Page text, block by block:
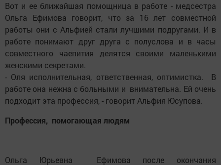
Вот и ее ближайшая помощница в работе - медсестра
Ольга Ефимова говорит, что за 16 лет совместной
работы они с Альфией стали лучшими подругами. И в
работе понимают друг друга с полуслова и в часы
совместного чаепития делятся своими маленькими
женскими секретами.
- Оля исполнительная, ответственная, оптимистка. В
работе она нежна с больными и внимательна. Ей очень
подходит эта профессия, - говорит Альфия Юсупова.
Профессия, помогающая людям
Ольга Юрьевна Ефимова после окончания